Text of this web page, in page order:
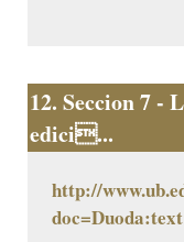
12. Seccion 7 -
edici...
http://